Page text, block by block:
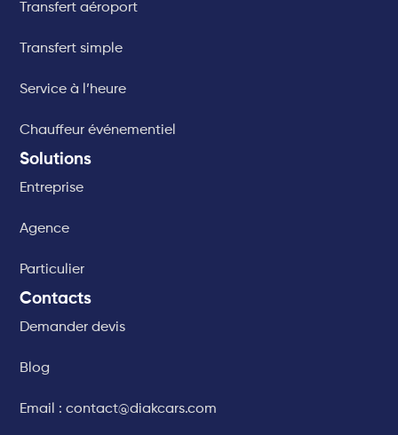
Transfert aéroport
Transfert simple
Service à l’heure
Chauffeur événementiel
Solutions
Entreprise
Agence
Particulier
Contacts
Demander devis
Blog
Email : contact@diakcars.com